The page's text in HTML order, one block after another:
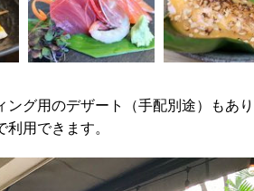
グ用のデザート（手配別途）もあ
用できます。